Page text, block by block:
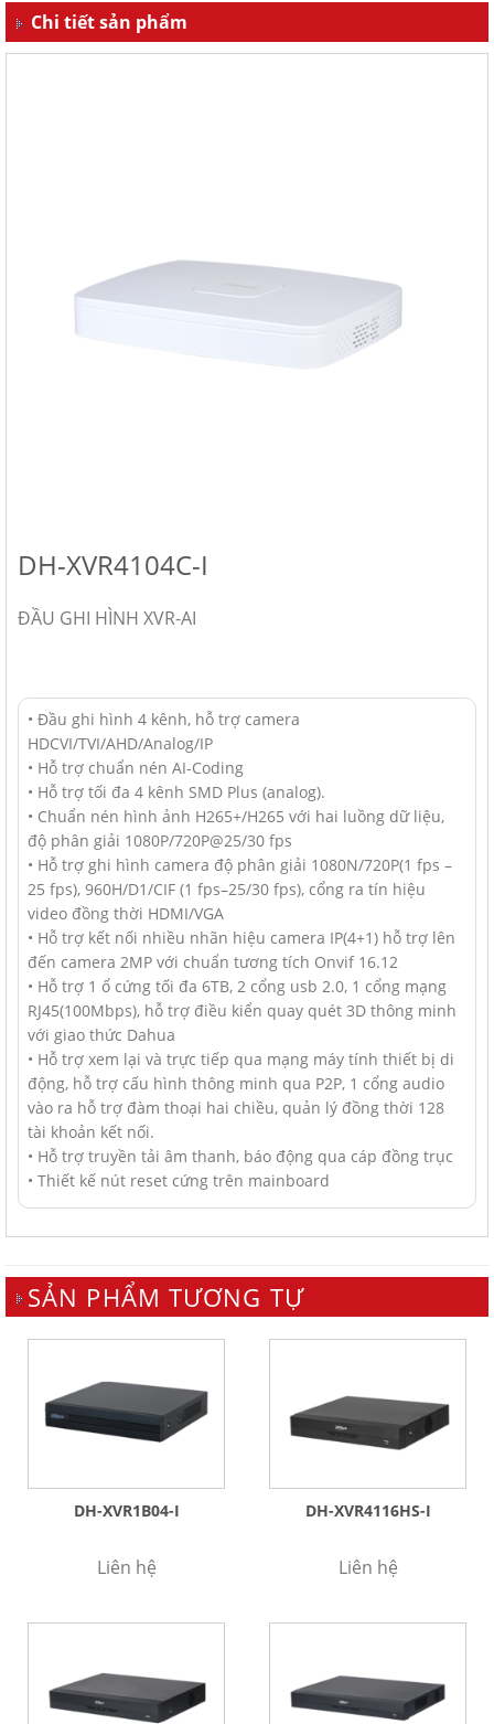
Chi tiết sản phẩm
DH-XVR4104C-I
ĐẦU GHI HÌNH XVR-AI
• Đầu ghi hình 4 kênh, hỗ trợ camera
HDCVI/TVI/AHD/Analog/IP
• Hỗ trợ chuẩn nén AI-Coding
• Hỗ trợ tối đa 4 kênh SMD Plus (analog).
• Chuẩn nén hình ảnh H265+/H265 với hai luồng dữ liệu,
độ phân giải 1080P/720P@25/30 fps
• Hỗ trợ ghi hình camera độ phân giải 1080N/720P(1 fps –
25 fps), 960H/D1/CIF (1 fps–25/30 fps), cổng ra tín hiệu
video đồng thời HDMI/VGA
• Hỗ trợ kết nối nhiều nhãn hiệu camera IP(4+1) hỗ trợ lên
đến camera 2MP với chuẩn tương tích Onvif 16.12
• Hỗ trợ 1 ổ cứng tối đa 6TB, 2 cổng usb 2.0, 1 cổng mạng
RJ45(100Mbps), hỗ trợ điều kiển quay quét 3D thông minh
với giao thức Dahua
• Hỗ trợ xem lại và trực tiếp qua mạng máy tính thiết bị di
động, hỗ trợ cấu hình thông minh qua P2P, 1 cổng audio
vào ra hỗ trợ đàm thoại hai chiều, quản lý đồng thời 128
tài khoản kết nối.
• Hỗ trợ truyền tải âm thanh, báo động qua cáp đồng trục
• Thiết kế nút reset cứng trên mainboard
SẢN PHẨM TƯƠNG TỰ
DH-XVR1B04-I
Liên hệ
DH-XVR4116HS-I
Liên hệ